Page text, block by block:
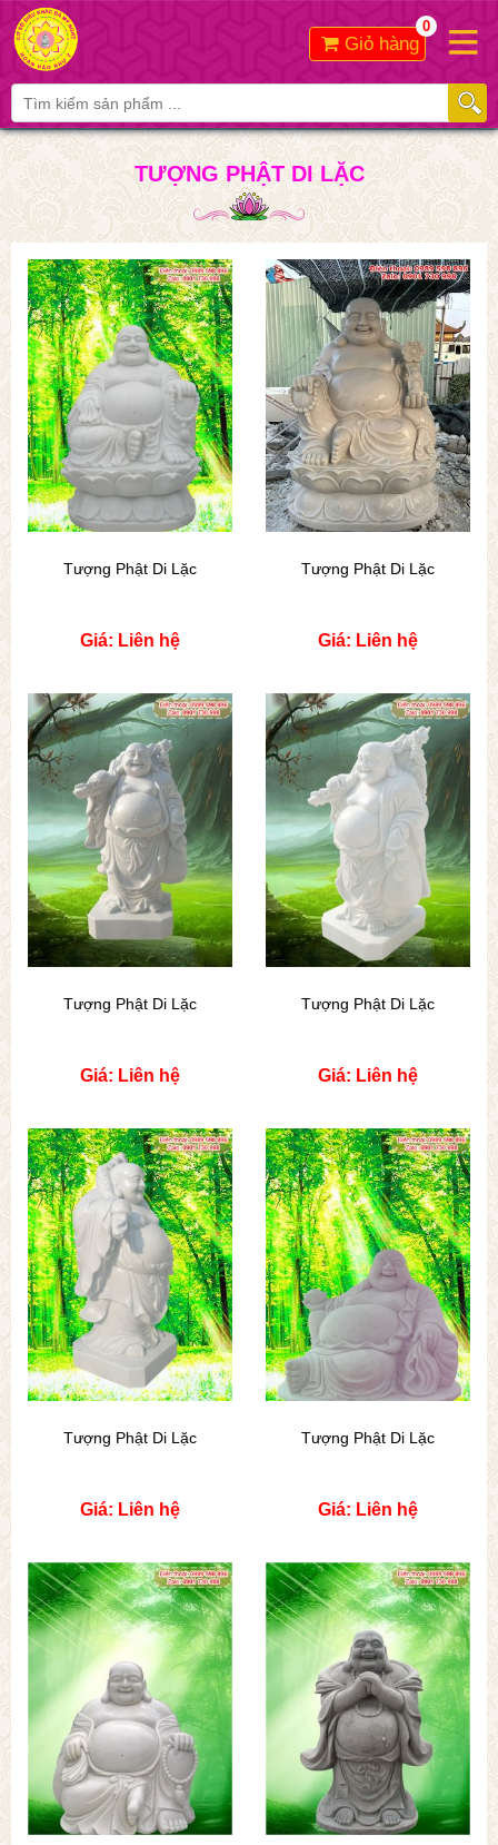
Giỏ hàng
0
TƯỢNG PHẬT DI LẶC
Tượng Phật Di Lặc
Giá: Liên hệ
Tượng Phật Di Lặc
Giá: Liên hệ
Tượng Phật Di Lặc
Giá: Liên hệ
Tượng Phật Di Lặc
Giá: Liên hệ
Tượng Phật Di Lặc
Giá: Liên hệ
Tượng Phật Di Lặc
Giá: Liên hệ